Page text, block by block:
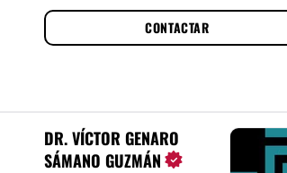
CONTACTAR
DR. VÍCTOR GENARO
SÁMANO GUZMÁN